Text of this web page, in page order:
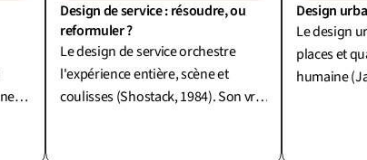
Design de service : résoudre, ou
reformuler ?
Le design de service orchestre
l'expérience entière, scène et
coulisses (Shostack, 1984). Son vrai
Design
Le design
places et
humaine